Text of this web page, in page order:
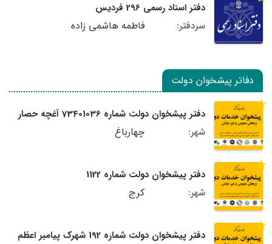
دفتر اسناد رسمی 296 فردیس
سردفتر:
فاطمه هاشمی زاده
دفاتر پیشخوان دولت
دفتر پیشخوان دولت شماره 73401036 آغچه حصار
شهر:
چهارباغ
دفتر پیشخوان دولت شماره 1122
شهر:
کرج
دفتر پیشخوان دولت شماره 192 شهرک پیامبر اعظم